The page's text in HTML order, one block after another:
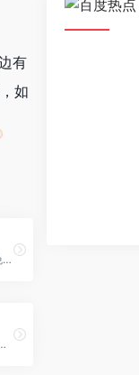
有
如
Pexels是国外知名的提供免费图片和视频下载的大型素材网站，图片素材均由来自世界各地摄影师拍摄并且上传，Pexels官网提供的免费图片素材可用于个人和商业…
建筑、设计及土木工程模型的理想乐园，登录3dwarehouse中文官网…